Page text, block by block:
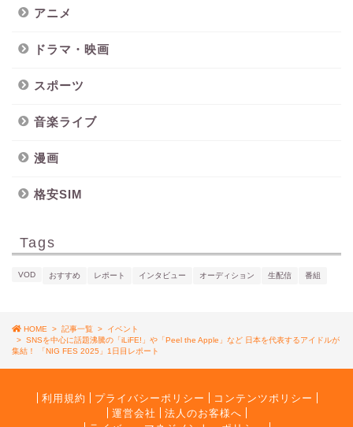
アニメ
ドラマ・映画
スポーツ
音楽ライブ
漫画
格安SIM
Tags
VOD おすすめ レポート インタビュー オーディション 生配信 番組
HOME > 記事一覧 >
イベント
> SNSを中心に話題沸騰の「iLiFE!」や「Peel the Apple」など 日本を代表するアイドルが
集結！ 「NIG FES 2025」1日目レポート
利用規約 プライバシーポリシー
コンテンツポリシー
運営会社
法人のお客様へ